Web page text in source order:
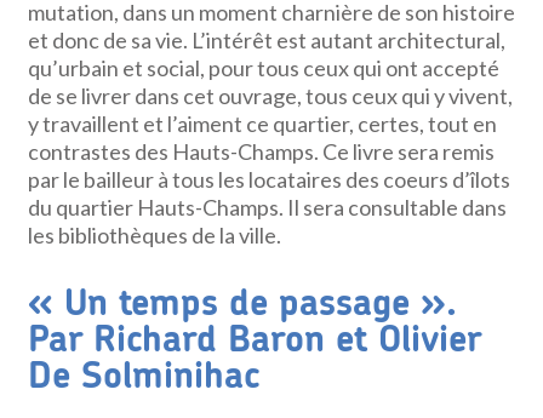
mutation, dans un moment charnière de son histoire
et donc de sa vie. L’intérêt est autant architectural,
qu’urbain et social, pour tous ceux qui ont accepté
de se livrer dans cet ouvrage, tous ceux qui y vivent,
y travaillent et l’aiment ce quartier, certes, tout en
contrastes des Hauts-Champs. Ce livre sera remis
par le bailleur à tous les locataires des coeurs d’îlots
du quartier Hauts-Champs. Il sera consultable dans
les bibliothèques de la ville.
« Un temps de passage ».
Par Richard Baron et Olivier
De Solminihac